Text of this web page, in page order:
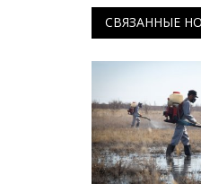
СВЯЗАННЫЕ